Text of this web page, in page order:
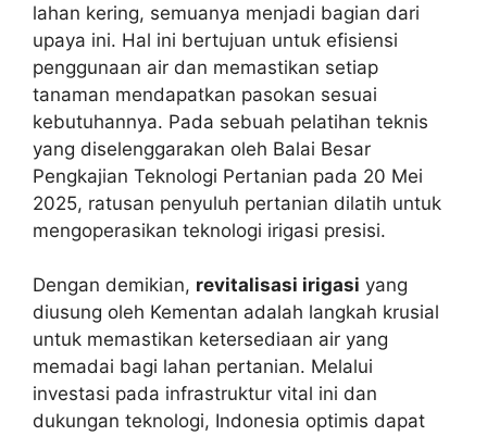
lahan kering, semuanya menjadi bagian dari
upaya ini. Hal ini bertujuan untuk efisiensi
penggunaan air dan memastikan setiap
tanaman mendapatkan pasokan sesuai
kebutuhannya. Pada sebuah pelatihan teknis
yang diselenggarakan oleh Balai Besar
Pengkajian Teknologi Pertanian pada 20 Mei
2025, ratusan penyuluh pertanian dilatih untuk
mengoperasikan teknologi irigasi presisi.
Dengan demikian, revitalisasi irigasi yang
diusung oleh Kementan adalah langkah krusial
untuk memastikan ketersediaan air yang
memadai bagi lahan pertanian. Melalui
investasi pada infrastruktur vital ini dan
dukungan teknologi, Indonesia optimis dapat